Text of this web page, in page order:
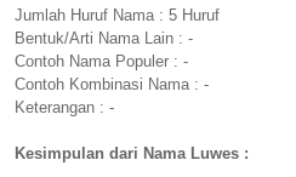
Jumlah Huruf Nama : 5 Huruf
Bentuk/Arti Nama Lain : -
Contoh Nama Populer : -
Contoh Kombinasi Nama : -
Keterangan : -
Kesimpulan dari Nama Luwes :